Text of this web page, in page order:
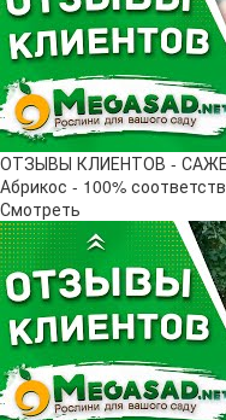
ОТЗЫВЫ КЛИЕНТОВ -
Абрикос - 100%
Смотреть